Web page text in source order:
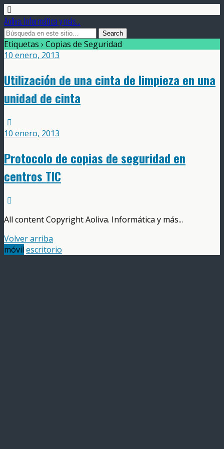
Aoliva. Informática y más...
Etiquetas › Copias de Seguridad
10 enero, 2013
Utilización de una cinta de limpieza en una
unidad de cinta
10 enero, 2013
Protocolo de copias de seguridad en
centros TIC
All content Copyright Aoliva. Informática y más...
Volver arriba
móvil escritorio